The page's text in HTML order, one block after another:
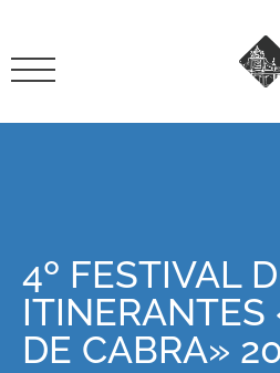
4º FESTIVAL
ITINERANTES
DE CABRA»